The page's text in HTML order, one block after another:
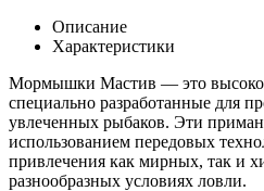
Описание
Характеристики
Мормышки Мастив — это
специально разработанные для
увлеченных рыбаков. Эти
использованием передовых
привлечения как мирных, так и
разнообразных условиях ловли.